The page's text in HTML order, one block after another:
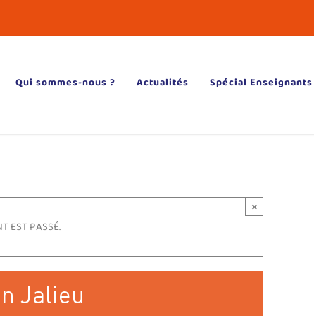
Qui sommes-nous ? Actualités Spécial Enseignants
EST PASSÉ.
×
Jalieu